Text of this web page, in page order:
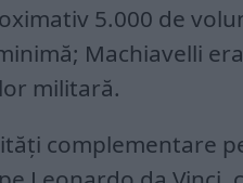
5.000 de
Machiavelli
militară.
complementare